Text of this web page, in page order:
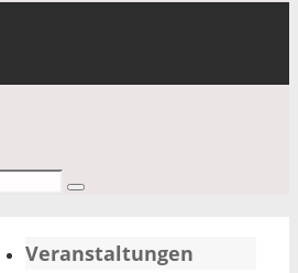
Suchen
Veranstaltungen